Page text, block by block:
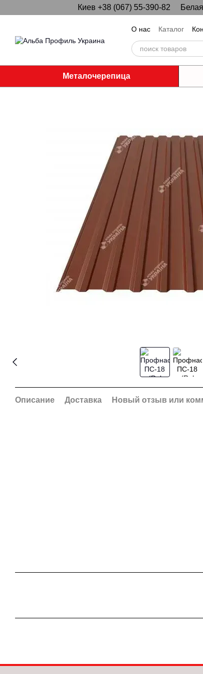
Перейти к основному контентуКиев +38 (067) 55-390-82
О нас Каталог
Металочерепица
Описание Доставка Новый отзыв или